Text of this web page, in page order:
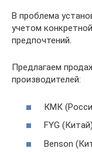
В проблема
учетом
предпочтений.
Предлагаем
производителей:
КМК
FYG
Benson